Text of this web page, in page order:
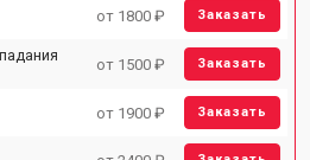
от 1800 ₽ Заказать
от 1500 ₽ Заказать
от 1900 ₽ Заказать